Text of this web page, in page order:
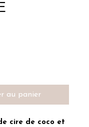
au panier
cire de coco et